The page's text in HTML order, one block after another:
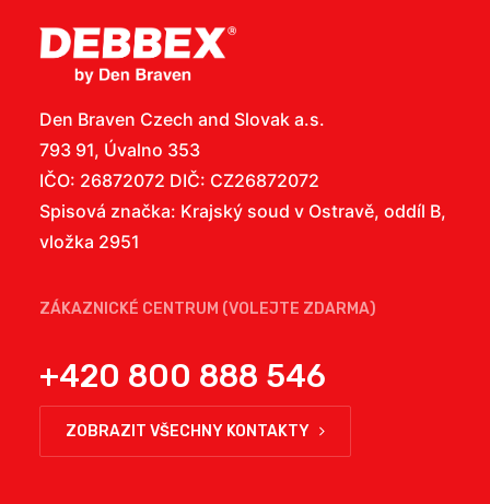
Den Braven Czech and Slovak a.s.
793 91, Úvalno 353
IČO: 26872072 DIČ: CZ26872072
Spisová značka: Krajský soud v Ostravě, oddíl B,
vložka 2951
ZÁKAZNICKÉ CENTRUM (VOLEJTE ZDARMA)
+420 800 888 546
ZOBRAZIT VŠECHNY KONTAKTY